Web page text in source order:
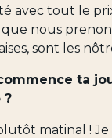
avec tout le
que nous
sont les
ta
?
matinal !